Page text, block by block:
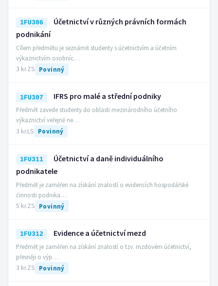
1FU306
Účetnictví v různých právních formách
podnikání
Cílem předmětu je seznámit studenty s účetnictvím a účetním
výkaznictvím osobníc…
3 kr.ZS Povinný
1FU307 IFRS pro malé a střední podniky
Předmět zavede studenty do oblasti mezinárodního účetního
výkaznictví veřejně ne…
3 kr.LS Povinný
1FU311
Účetnictví a daně individuálního
podnikatele
Předmět je zaměřen na získání znalostí o evidencích hospodářské
činnosti podnika…
5 kr.ZS Povinný
1FU312 Evidence a účetnictví mezd
Předmět je zaměřen na získání znalostí o tzv. mzdovém účetnictví,
přesněji o výp…
3 kr.ZS Povinný